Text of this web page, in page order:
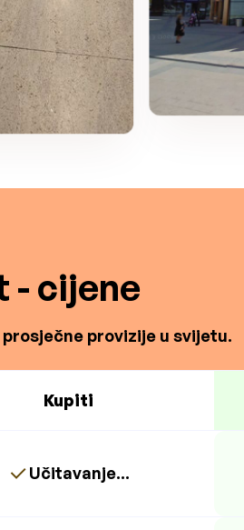
- cijene
provizije u svijetu.
Kupiti
Učitavanje...